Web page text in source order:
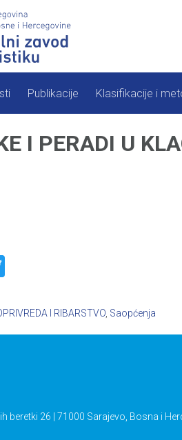
Publikacije Klasifikacije i
I PERADI U
I RIBARSTVO Saopćenja
beretki 26 | 71000 Sarajevo, Bosna i